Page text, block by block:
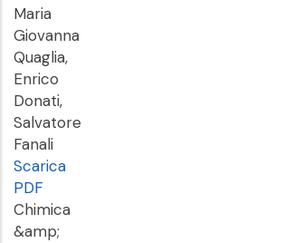
Maria
Giovanna
Quaglia,
Enrico
Donati,
Salvatore
Fanali
Scarica
PDF
Chimica
&amp;